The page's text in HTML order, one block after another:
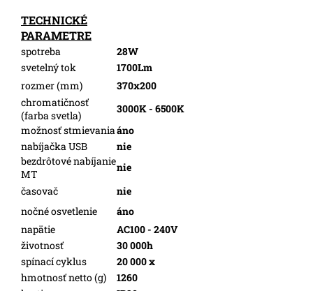
TECHNICKÉ
PARAMETRE
spotreba
28W
svetelný tok
1700Lm
rozmer (mm)
370x200
chromatičnosť
(farba svetla)
3000K - 6500K
možnosť stmievaniaáno
nabíjačka USB
nie
bezdrôtové nabíjanie
MT
nie
časovač
nie
nočné osvetlenie
áno
napätie
AC100 - 240V
životnosť
30 000h
spínací cyklus
20 000 x
hmotnosť netto (g)
1260